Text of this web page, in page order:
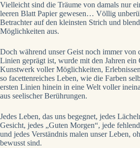
Vielleicht sind die Träume von damals nur
leeren Blatt Papier gewesen… Völlig
Betrachter auf den kleinsten Strich und
Möglichkeiten aus.
Doch während unser Geist noch immer von
Linien geprägt ist, wurde mit den Jahren ein
Kunstwerk voller Möglichkeiten,
so facettenreiches Leben, wie die Farben
ersten Linien hinein in eine Welt voller
aus seelischer Berührungen.
Jedes Leben, das uns begegnet, jedes
Gesicht, jedes „Guten Morgen“, jede
und jedes Verständnis malen unser Leben,
bewusst sind.